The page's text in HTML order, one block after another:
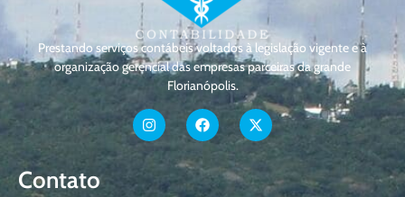
Prestando serviços contábeis voltados à legislação vigente e à
organização gerencial das empresas parceiras da grande
Florianópolis.
Contato